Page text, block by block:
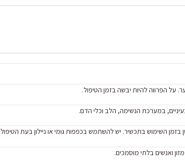
על הפרווה להיות יבשה בזמן הטיפול.
במערכת הנשימה, הלב וכלי הדם.
השימוש בתכשיר. יש להשתמש בכפפות גומי או ניילון בעת הטיפול
ואנשים בלתי מוסמכים.